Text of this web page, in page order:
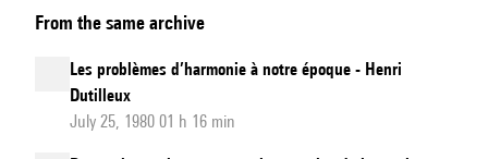
From the same archive
Les problèmes d’harmonie à notre époque - Henri
Dutilleux
July 25, 1980 01 h 16 min